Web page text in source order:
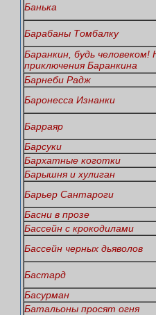
Банька
Барабаны Томбалку
Баранкин, будь человеком!
приключения Баранкина
Барнеби Радж
Баронесса Изнанки
Барраяр
Барсуки
Бархатные коготки
Барышня и хулиган
Барьер Сантароги
Басни в прозе
Бассейн с крокодилами
Бассейн черных дьяволов
Бастард
Басурман
Батальоны просят огня